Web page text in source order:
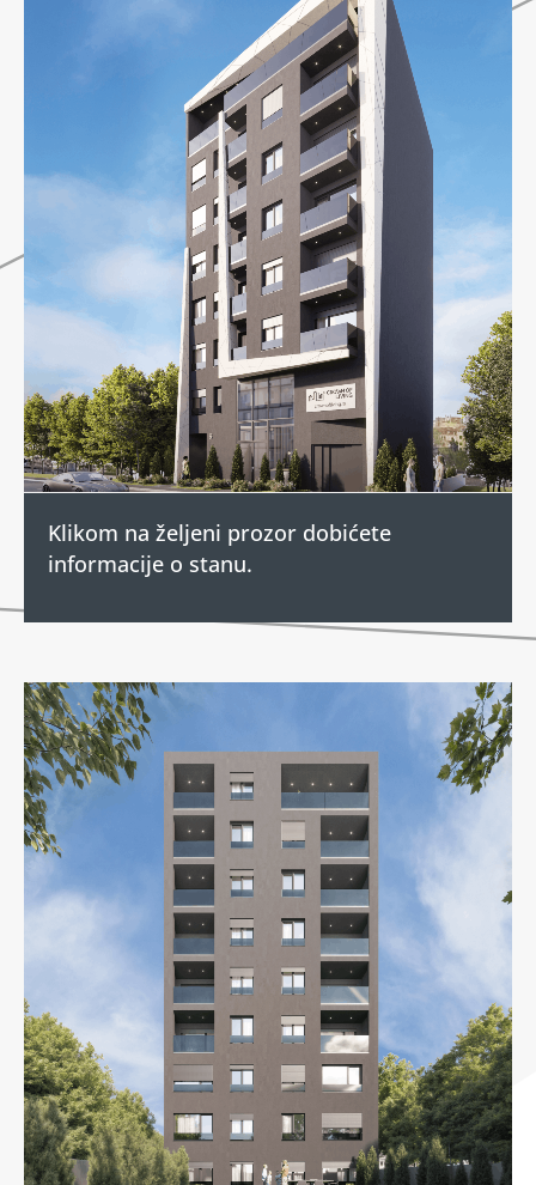
Klikom na željeni prozor dobićete
informacije o stanu.